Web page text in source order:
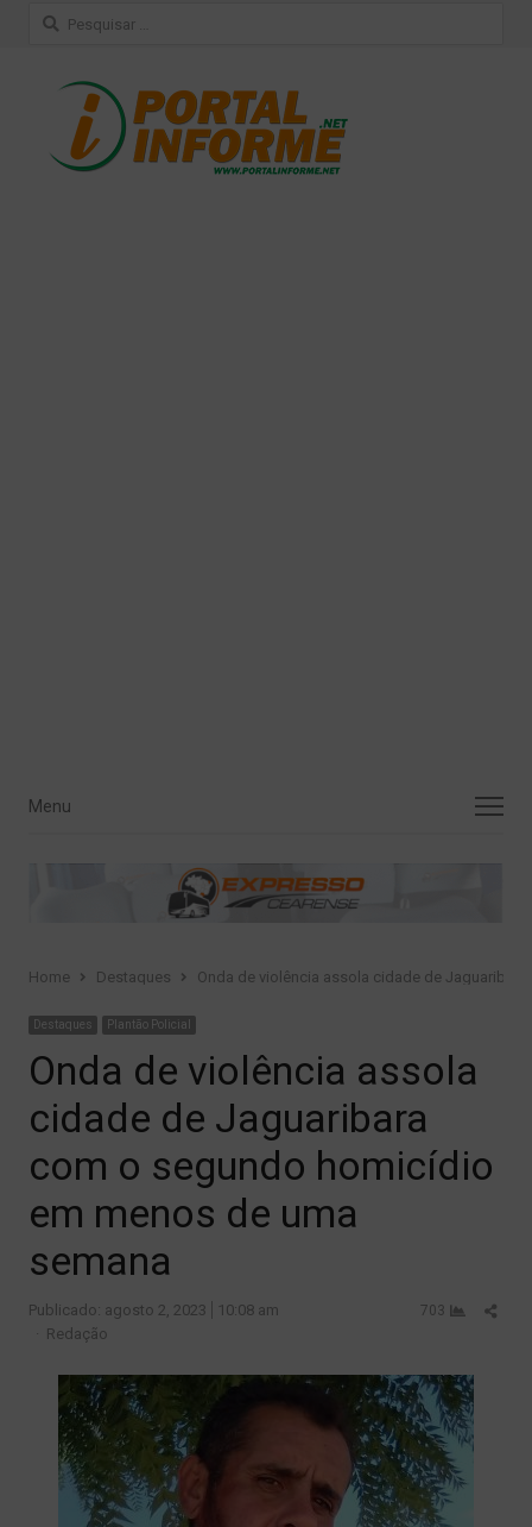
Pesquisar
Menu
Menu
Home Destaques Onda de violência assola cidade de
Destaques Plantão Policial
Onda de violência assola
cidade de Jaguaribara
com o segundo homicídio
em menos de uma
semana
Publicado: agosto 2, 2023
10:08 am
Author
Redação
703